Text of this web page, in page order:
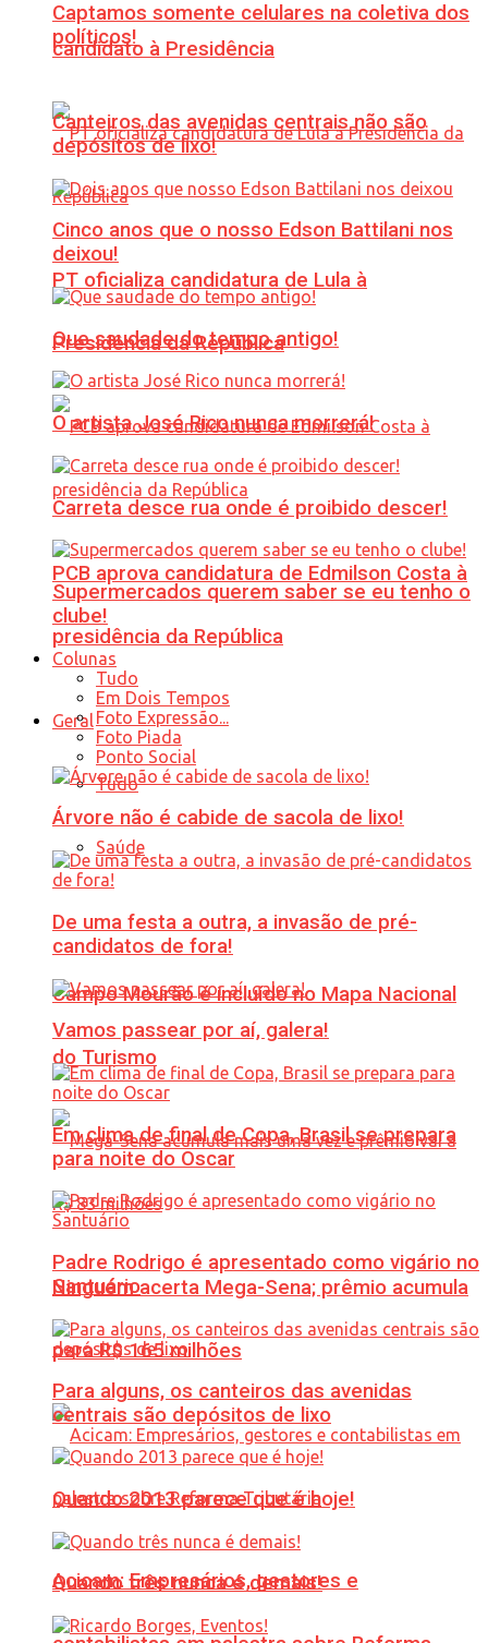
candidato à Presidência
PT oficializa candidatura de Lula à
Presidência da República
PCB aprova candidatura de Edmilson Costa à
presidência da República
Geral
Tudo
Saúde
Campo Mourão é incluído no Mapa Nacional
do Turismo
Ninguém acerta Mega-Sena; prêmio acumula
para R$ 165 milhões
Acicam: Empresários, gestores e
Captamos somente celulares na coletiva dos
políticos!
Canteiros das avenidas centrais não são
depósitos de lixo!
Cinco anos que o nosso Edson Battilani nos
deixou!
Que saudade do tempo antigo!
O artista José Rico nunca morrerá!
Carreta desce rua onde é proibido descer!
Supermercados querem saber se eu tenho o
clube!
Colunas
Tudo
Em Dois Tempos
Foto Expressão...
Foto Piada
Ponto Social
Árvore não é cabide de sacola de lixo!
De uma festa a outra, a invasão de pré-
candidatos de fora!
Vamos passear por aí, galera!
Em clima de final de Copa, Brasil se prepara
para noite do Oscar
Padre Rodrigo é apresentado como vigário no
Santuário
Para alguns, os canteiros das avenidas
centrais são depósitos de lixo
Quando 2013 parece que é hoje!
Quando três nunca é demais!